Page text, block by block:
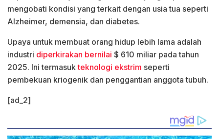
mengobati kondisi yang terkait dengan usia tua seperti
Alzheimer, demensia, dan diabetes.
Upaya untuk membuat orang hidup lebih lama adalah
industri diperkirakan bernilai $ 610 miliar pada tahun
2025. Ini termasukteknologi ekstrim seperti
pembekuan kriogenik dan penggantian anggota tubuh.
[ad_2]